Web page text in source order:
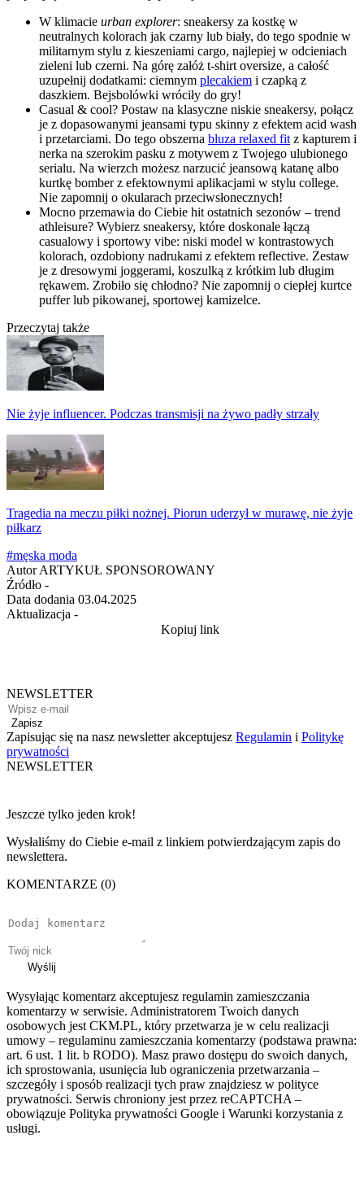
W klimacie urban explorer: sneakersy za kostkę w
neutralnych kolorach jak czarny lub biały, do tego spodnie w
militarnym stylu z kieszeniami cargo, najlepiej w odcieniach
zieleni lub czerni. Na górę załóż t-shirt oversize, a całość
uzupełnij dodatkami: ciemnym plecakiem i czapką z
daszkiem. Bejsbolówki wróciły do gry!
Casual & cool? Postaw na klasyczne niskie sneakersy, połącz
je z dopasowanymi jeansami typu skinny z efektem acid wash
i przetarciami. Do tego obszerna bluza relaxed fit z kapturem i
nerka na szerokim pasku z motywem z Twojego ulubionego
serialu. Na wierzch możesz narzucić jeansową katanę albo
kurtkę bomber z efektownymi aplikacjami w stylu college.
Nie zapomnij o okularach przeciwsłonecznych!
Mocno przemawia do Ciebie hit ostatnich sezonów – trend
athleisure? Wybierz sneakersy, które doskonale łączą
casualowy i sportowy vibe: niski model w kontrastowych
kolorach, ozdobiony nadrukami z efektem reflective. Zestaw
je z dresowymi joggerami, koszulką z krótkim lub długim
rękawem. Zrobiło się chłodno? Nie zapomnij o ciepłej kurtce
puffer lub pikowanej, sportowej kamizelce.
Przeczytaj także
Nie żyje influencer. Podczas transmisji na żywo padły strzały
Tragedia na meczu piłki nożnej. Piorun uderzył w murawę, nie żyje
piłkarz
#męska moda
Autor ARTYKUŁ SPONSOROWANY
Źródło -
Data dodania 03.04.2025
Aktualizacja -
Kopiuj link
NEWSLETTER
Zapisz
Zapisując się na nasz newsletter akceptujesz Regulamin i Politykę
prywatności
NEWSLETTER
Jeszcze tylko jeden krok!
Wysłaliśmy do Ciebie e-mail z linkiem potwierdzającym zapis do
newslettera.
KOMENTARZE (0)
Wyślij
Wysyłając komentarz akceptujesz regulamin zamieszczania
komentarzy w serwisie. Administratorem Twoich danych
osobowych jest CKM.PL, który przetwarza je w celu realizacji
umowy – regulaminu zamieszczania komentarzy (podstawa prawna:
art. 6 ust. 1 lit. b RODO). Masz prawo dostępu do swoich danych,
ich sprostowania, usunięcia lub ograniczenia przetwarzania –
szczegóły i sposób realizacji tych praw znajdziesz w polityce
prywatności. Serwis chroniony jest przez reCAPTCHA –
obowiązuje Polityka prywatności Google i Warunki korzystania z
usługi.